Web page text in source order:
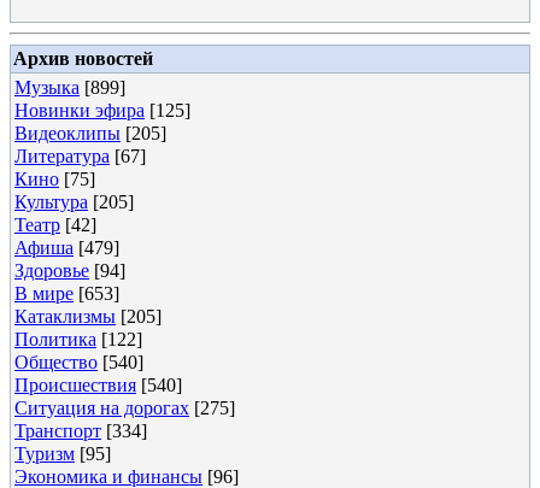
Архив новостей
Музыка [899]
Новинки эфира [125]
Видеоклипы [205]
Литература [67]
Кино [75]
Культура [205]
Театр [42]
Афиша [479]
Здоровье [94]
В мире [653]
Катаклизмы [205]
Политика [122]
Общество [540]
Происшествия [540]
Ситуация на дорогах [275]
Транспорт [334]
Туризм [95]
Экономика и финансы [96]